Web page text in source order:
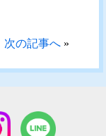
次の記事へ»